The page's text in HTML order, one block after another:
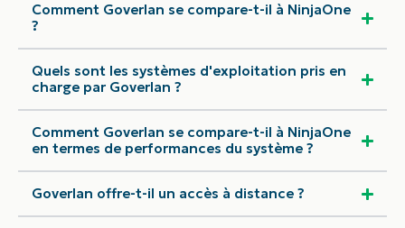
Comment Goverlan se compare-t-il à NinjaOne
?
Quels sont les systèmes d'exploitation pris en
charge par Goverlan ?
Comment Goverlan se compare-t-il à NinjaOne
en termes de performances du système ?
Goverlan offre-t-il un accès à distance ?